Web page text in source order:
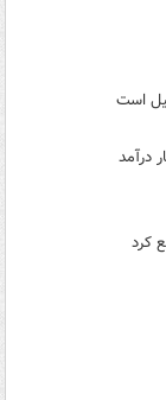
است
درآمد
کرد